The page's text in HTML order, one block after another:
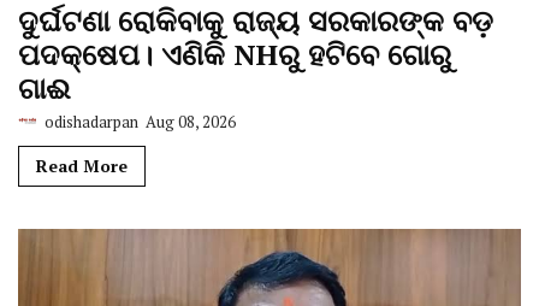
ଦୁର୍ଘଟଣା ରୋକିବାକୁ ରାଜ୍ୟ ସରକାରଙ୍କ ବଡ଼
ପଦକ୍ଷେପ। ଏଣିକି NHରୁ ହଟିବେ ଗୋରୁ
ଗାଈ
odishadarpan Aug 08, 2026
Read More